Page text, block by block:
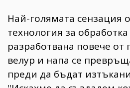
​Най-голямата сензация
технология за
разработвана повече от
велур и напа се
преди да бъдат